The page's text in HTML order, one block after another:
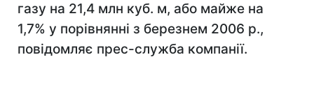
газу на 21,4 млн куб. м, або майже на
1,7% у порівнянні з березнем 2006 р.,
повідомляє прес-служба компанії.